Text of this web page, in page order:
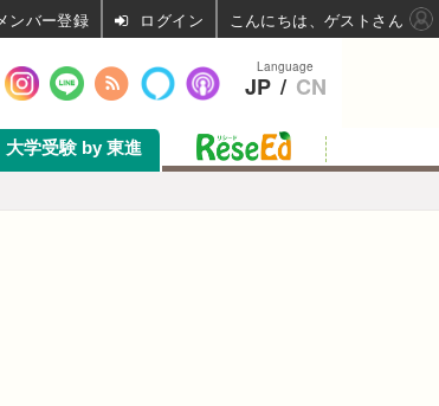
大学受験 by 東進
Language
JP / CN
ログイン こんにちは、ゲストさん